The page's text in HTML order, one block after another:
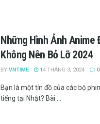
Những Hình Ảnh Anime
Không Nên Bỏ Lỡ 2024
BY VNTIME 14 THÁNG 3, 2024 0
Bạn là một tín đồ của các bộ
tiếng tại Nhật? Bài ...